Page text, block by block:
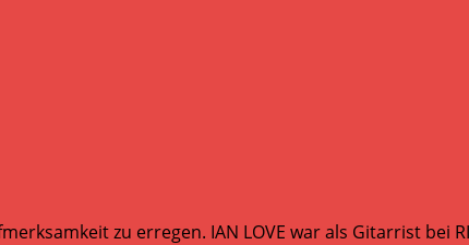
zu erregen. IAN LOVE war als Gitarrist bei